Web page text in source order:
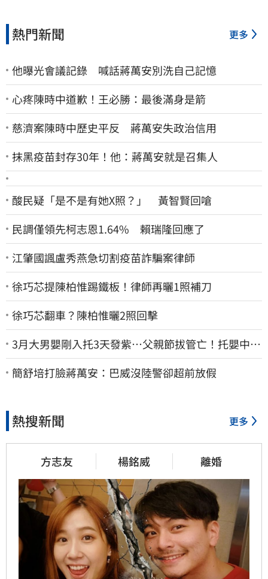
熱門新聞 更多
他曝光會議記錄 喊話蔣萬安別洗自己記憶
心疼陳時中道歉！王必勝：最後滿身是箭
慈濟案陳時中歷史平反 蔣萬安失政治信用
抹黑疫苗封存30年！他：蔣萬安就是召集人
酸民疑「是不是有她X照？」 黃智賢回嗆
民調僅領先柯志恩1.64% 賴瑞隆回應了
江肇國諷盧秀燕急切割疫苗詐騙案律師
徐巧芯提陳柏惟踢鐵板！律師再曬1照補刀
徐巧芯翻車？陳柏惟曬2照回擊
3月大男嬰剛入托3天發紫…父親節拔管亡！托嬰中心
回9字
簡舒培打臉蔣萬安：巴威沒陸警卻超前放假
熱搜新聞 更多
方志友 楊銘威 離婚